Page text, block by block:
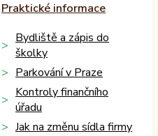
Praktické informace
Bydliště a zápis do
školky
Parkování v Praze
Kontroly finančního
úřadu
Jak na změnu sídla firmy